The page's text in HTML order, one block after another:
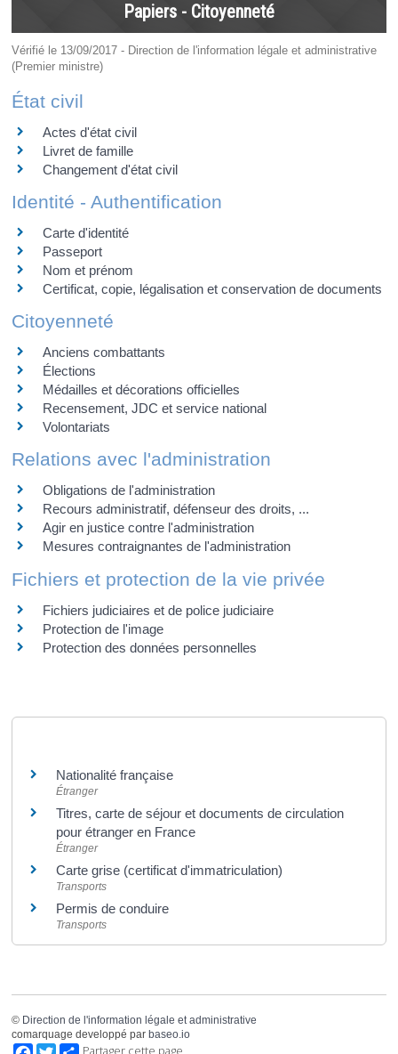
Papiers - Citoyenneté
Vérifié le 13/09/2017 - Direction de l'information légale et administrative
(Premier ministre)
État civil
Actes d'état civil
Livret de famille
Changement d'état civil
Identité - Authentification
Carte d'identité
Passeport
Nom et prénom
Certificat, copie, légalisation et conservation de documents
Citoyenneté
Anciens combattants
Élections
Médailles et décorations officielles
Recensement, JDC et service national
Volontariats
Relations avec l'administration
Obligations de l'administration
Recours administratif, défenseur des droits, ...
Agir en justice contre l'administration
Mesures contraignantes de l'administration
Fichiers et protection de la vie privée
Fichiers judiciaires et de police judiciaire
Protection de l'image
Protection des données personnelles
Nationalité française
Étranger
Titres, carte de séjour et documents de circulation
pour étranger en France
Étranger
Carte grise (certificat d'immatriculation)
Transports
Permis de conduire
Transports
© Direction de l'information légale et administrative
comarquage developpé par baseo.io
FacebookTwitterPartager cette page